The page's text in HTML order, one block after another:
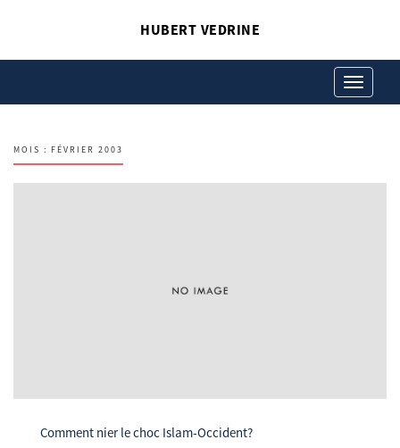
HUBERT VEDRINE
Toggle
navigation
MOIS : FÉVRIER 2003
Comment nier le choc Islam-Occident?